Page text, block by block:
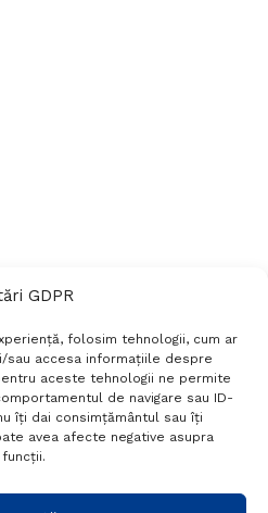
GDPR
folosim tehnologii, cum ar
accesa informațiile despre
aceste tehnologii ne permite
de navigare sau ID-
îți dai consimțământul sau îți
avea afecte negative asupra
Politică de confidențialitate
Setări GDPR